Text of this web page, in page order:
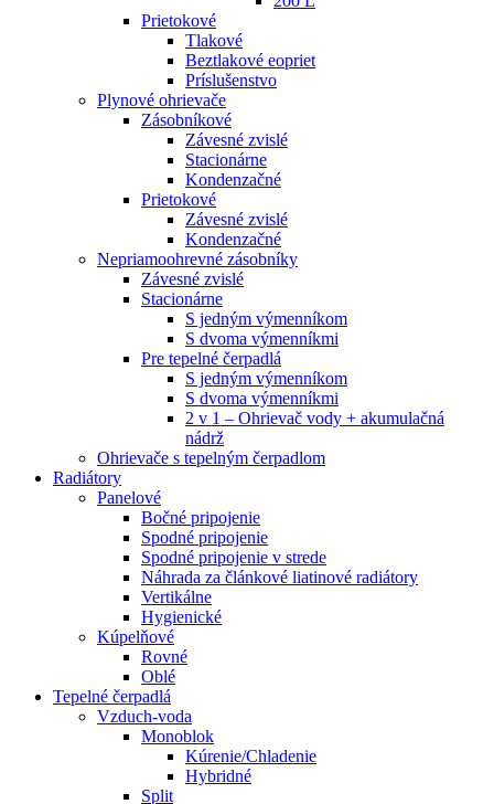
Prietokové
Tlakové
Beztlakové eopriet
Príslušenstvo
Plynové ohrievače
Zásobníkové
Závesné zvislé
Stacionárne
Kondenzačné
Prietokové
Závesné zvislé
Kondenzačné
Nepriamoohrevné zásobníky
Závesné zvislé
Stacionárne
S jedným výmenníkom
S dvoma výmenníkmi
Pre tepelné čerpadlá
S jedným výmenníkom
S dvoma výmenníkmi
2 v 1 – Ohrievač vody + akumulačná
nádrž
Ohrievače s tepelným čerpadlom
Radiátory
Panelové
Bočné pripojenie
Spodné pripojenie
Spodné pripojenie v strede
Náhrada za článkové liatinové radiátory
Vertikálne
Hygienické
Kúpelňové
Rovné
Oblé
Tepelné čerpadlá
Vzduch-voda
Monoblok
Kúrenie/Chladenie
Hybridné
Split